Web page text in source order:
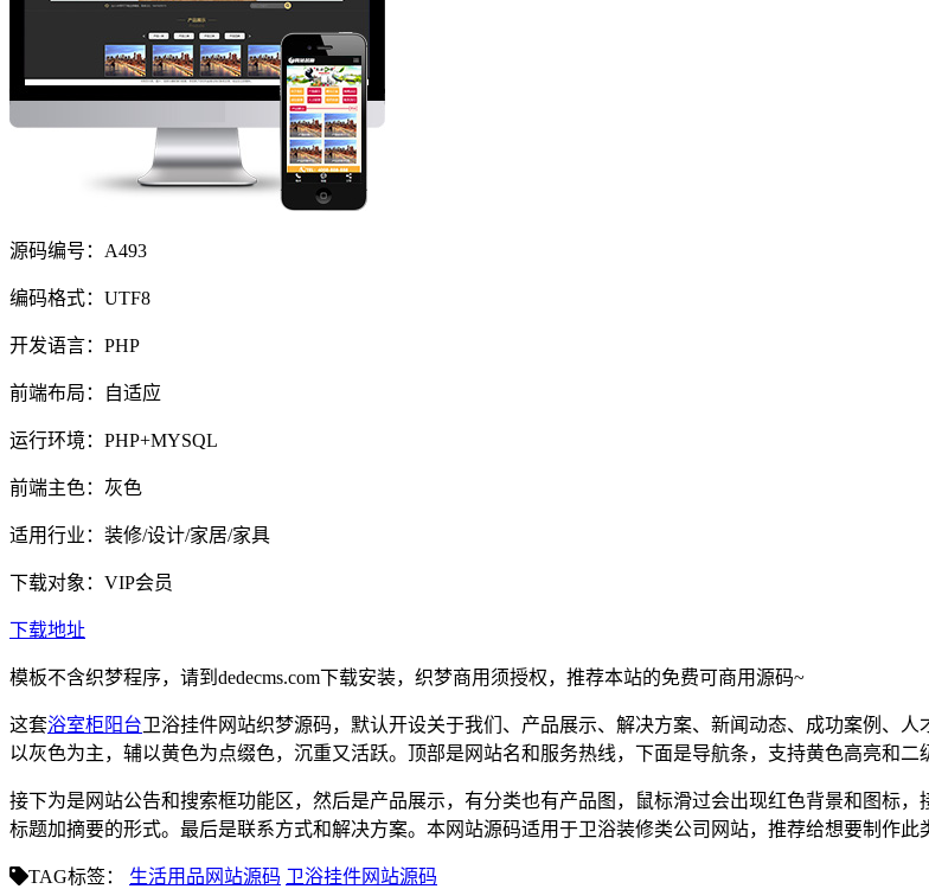
源码编号：A493
编码格式：UTF8
开发语言：PHP
前端布局：自适应
运行环境：PHP+MYSQL
前端主色：灰色
适用行业：装修/设计/家居/家具
下载对象：VIP会员
下载地址
模板不含织梦程序，请到dedecms.com下载安装，织梦商用须授权，推荐本站的免费可商用源码~
这套浴室柜阳台卫浴挂件网站织梦源码，默认开设关于我们、产品展示、解决方案、新闻动态、成功案例、
以灰色为主，辅以黄色为点缀色，沉重又活跃。顶部是网站名和服务热线，下面是导航条，支持黄色高亮和二
接下为是网站公告和搜索框功能区，然后是产品展示，有分类也有产品图，鼠标滑过会出现红色背景和图标
标题加摘要的形式。最后是联系方式和解决方案。本网站源码适用于卫浴装修类公司网站，推荐给想要制作此
TAG标签： 生活用品网站源码 卫浴挂件网站源码